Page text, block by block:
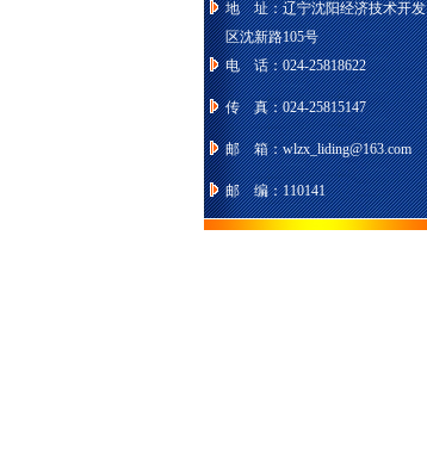
地 址：辽宁沈阳经济技术开发
区沈新路105号
电 话：024-25818622
传 真：024-25815147
邮 箱：wlzx_liding@163.com
邮 编：110141